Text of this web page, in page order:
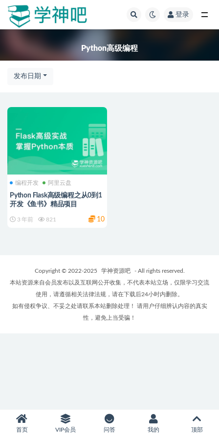
登录
Python高级编程
发布日期
编程开发 阿里云盘
Python Flask高级编程之从0到1
开发《鱼书》精品项目
3 年前 821 10
Copyright © 2022-2025 学神资源吧
- All rights reserved.
本站资源来自会员发布以及互联网公开收集，不代表本站立场，仅限学习交流
使用，请遵循相关法律法规，请在下载后24小时内删除。
如有侵权争议、不妥之处请联系本站删除处理！ 请用户仔细辨认内容的真实
性，避免上当受骗！
首页 VIP会员 问答 我的 顶部